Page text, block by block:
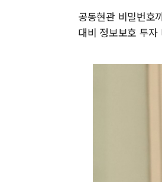
공동현관 비밀번호
대비 정보보호 투